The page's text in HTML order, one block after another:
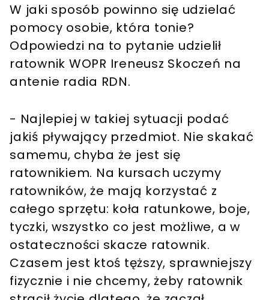
W jaki sposób powinno się udzielać
pomocy osobie, która tonie?
Odpowiedzi na to pytanie udzielił
ratownik WOPR Ireneusz Skoczeń na
antenie radia RDN.
- Najlepiej w takiej sytuacji podać
jakiś pływający przedmiot. Nie skakać
samemu, chyba że jest się
ratownikiem. Na kursach uczymy
ratowników, że mają korzystać z
całego sprzętu: koła ratunkowe, boje,
tyczki, wszystko co jest możliwe, a w
ostateczności skacze ratownik.
Czasem jest ktoś tęższy, sprawniejszy
fizycznie i nie chcemy, żeby ratownik